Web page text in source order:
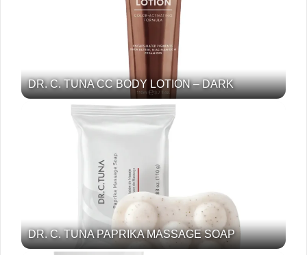
DR. C. TUNA CC BODY LOTION – DARK
DR. C. TUNA PAPRIKA MASSAGE SOAP